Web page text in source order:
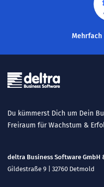
Mehrfach
Du kümmerst Dich um Dein
Freiraum für Wachstum &
deltra Business Software GmbH
Gildestraße 9 | 32760 Detmold